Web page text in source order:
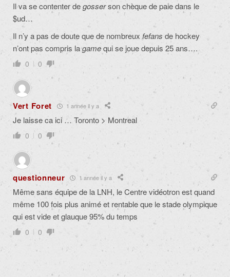
Il va se contenter degosserson chèque de paie dans le
$ud…
Il n’y a pas de doute que de nombreux fefans de hockey
n’ont pas compris lagamequi se joue depuis 25 ans….
0 0
Vert Foret 1 année il y a
Je laisse ca ici … Toronto > Montreal
0 0
questionneur 1 année il y a
Même sans équipe de la LNH, le Centre vidéotron est quand
même 100 fois plus animé et rentable que le stade olympique
qui est vide et glauque 95% du temps
0 0